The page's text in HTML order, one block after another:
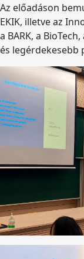
Az előadáson
EKIK, illetve az
a BARK, a
és legérdekesebb